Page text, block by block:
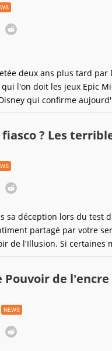
deux ans plus tard par
l'on doit les jeux Epic
qui confirme
avec beaucoup de
fiasco ? Les
sa déception lors du test
partagé par votre
de l'Illusion. Si certaines
s'en est
Pouvoir de
NEWS